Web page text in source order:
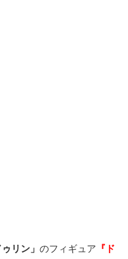
ゥリン」 のフィギュア 『ド